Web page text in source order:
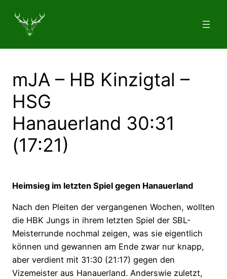
Inhalt
springen
mJA – HB Kinzigtal –
HSG
Hanauerland 30:31
(17:21)
Heimsieg im letzten Spiel gegen Hanauerland
Nach den Pleiten der vergangenen Wochen, wollten
die HBK Jungs in ihrem letzten Spiel der SBL-
Meisterrunde nochmal zeigen, was sie eigentlich
können und gewannen am Ende zwar nur knapp,
aber verdient mit 31:30 (21:17) gegen den
Vizemeister aus Hanauerland. Anderswie zuletzt,